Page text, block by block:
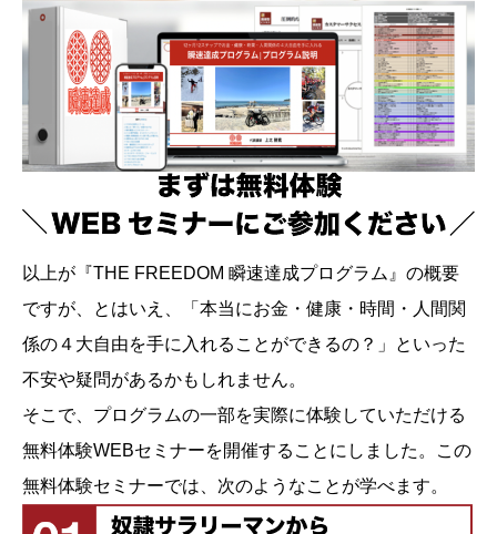
以上が『THE FREEDOM 瞬速達成プログラム』の概要
ですが、とはいえ、「本当にお金・健康・時間・人間関
係の４大自由を手に入れることができるの？」といった
不安や疑問があるかもしれません。
そこで、プログラムの一部を実際に体験していただける
無料体験WEBセミナーを開催することにしました。この
無料体験セミナーでは、次のようなことが学べます。